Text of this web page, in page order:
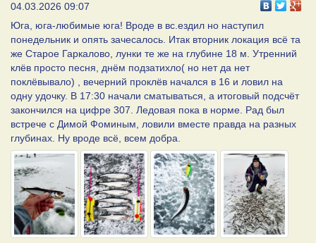
04.03.2026 09:07
Юга, юга-любимые юга! Вроде в вс.ездил но наступил
понедельник и опять зачесалось. Итак вторник локация всё та
же Старое Гаркалово, лунки те же на глубине 18 м. Утренний
клёв просто песня, днём подзатихло( но нет да нет
поклёвывало) , вечерний проклёв начался в 16 и ловил на
одну удочку. В 17:30 начали сматываться, а итоговый подсчёт
закончился на цифре 307. Ледовая пока в норме. Рад был
встрече с Димой Фоминым, ловили вместе правда на разных
глубинах. Ну вроде всё, всем добра.